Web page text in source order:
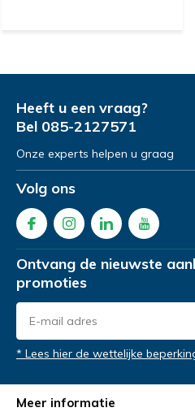
Heeft u een vraag?
Bel 085-2127571
Onze experts helpen u graag
Volg ons
Ontvang de nieuwste
promoties
* Lees hier de wettelijke
Meer informatie